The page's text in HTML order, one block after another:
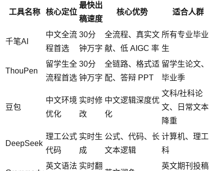
工具名称 核心定位
最快出
稿速度
核心优势 适合人群
千笔AI
中文全流
程首选
30分
钟万字
全流程、真实文
献、低 AIGC 率
所有专业毕业
生
ThouPen
留学生全
流程首选
30分
钟万字
全链路、格式适
配、答辩 PPT
留学生论文、
毕业季
豆包
中文环境
优化
实时修
改
中文逻辑深度优
化
文科/社科论
文、日常文本
降重
DeepSeek
理工公式
代码
实时生
成
公式、代码、长
文本逻辑
计算机、理工
科
英文语法 实时翻
英文期刊投稿